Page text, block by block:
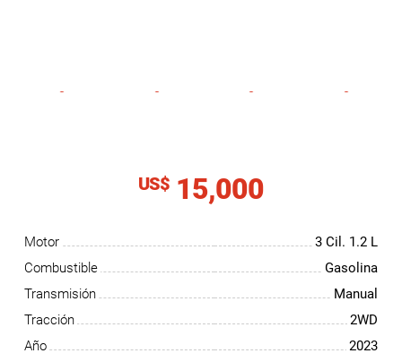
US$ 15,000
Motor 3 Cil. 1.2 L
Combustible
Gasolina
Transmisión
Manual
Tracción
2WD
Año
2023